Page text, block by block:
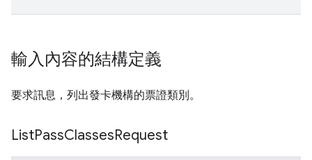
輸入內容的結構定義
要求訊息，列出發卡機構的票證類別。
ListPassClassesRequest